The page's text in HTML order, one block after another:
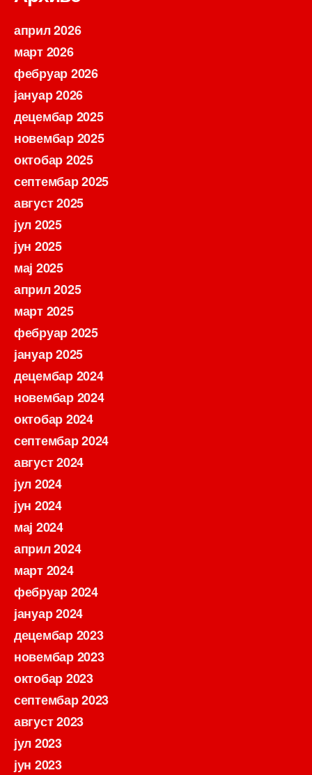
април 2026
март 2026
фебруар 2026
јануар 2026
децембар 2025
новембар 2025
октобар 2025
септембар 2025
август 2025
јул 2025
јун 2025
мај 2025
април 2025
март 2025
фебруар 2025
јануар 2025
децембар 2024
новембар 2024
октобар 2024
септембар 2024
август 2024
јул 2024
јун 2024
мај 2024
април 2024
март 2024
фебруар 2024
јануар 2024
децембар 2023
новембар 2023
октобар 2023
септембар 2023
август 2023
јул 2023
јун 2023